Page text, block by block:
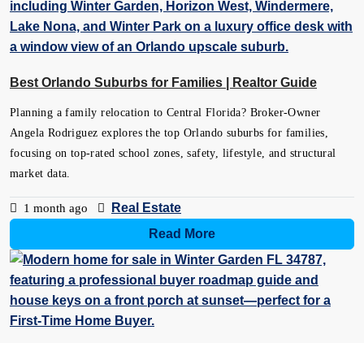
Best Orlando Suburbs for Families | Realtor Guide
Planning a family relocation to Central Florida? Broker-Owner
Angela Rodriguez explores the top Orlando suburbs for families,
focusing on top-rated school zones, safety, lifestyle, and structural
market data.
1 month ago
Real Estate
Read More